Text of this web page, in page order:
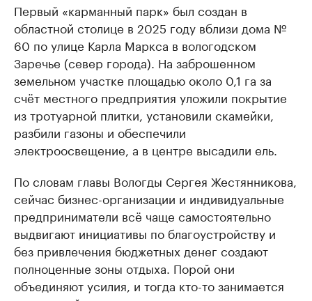
Первый «карманный парк» был создан в
областной столице в 2025 году вблизи дома №
60 по улице Карла Маркса в вологодском
Заречье (север города). На заброшенном
земельном участке площадью около 0,1 га за
счёт местного предприятия уложили покрытие
из тротуарной плитки, установили скамейки,
разбили газоны и обеспечили
электроосвещение, а в центре высадили ель.
По словам главы Вологды Сергея Жестянникова,
сейчас бизнес-организации и индивидуальные
предприниматели всё чаще самостоятельно
выдвигают инициативы по благоустройству и
без привлечения бюджетных денег создают
полноценные зоны отдыха. Порой они
объединяют усилия, и тогда кто-то занимается